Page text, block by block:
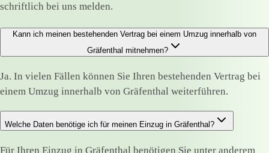
schriftlich bei uns melden.
Kann ich meinen bestehenden Vertrag bei einem Umzug innerhalb von
Gräfenthal mitnehmen?
Ja. In vielen Fällen können Sie Ihren bestehenden Vertrag bei
einem Umzug innerhalb von Gräfenthal weiterführen.
Welche Daten benötige ich für meinen Einzug in Gräfenthal?
Für Ihren Einzug in Gräfenthal benötigen Sie unter anderem